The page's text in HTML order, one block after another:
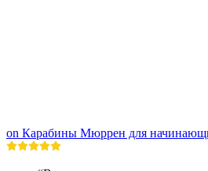
on Карабины Мюррен для